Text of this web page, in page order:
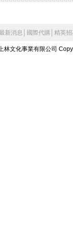
最新消息 國際代購 精英招
林文化事業有限公司